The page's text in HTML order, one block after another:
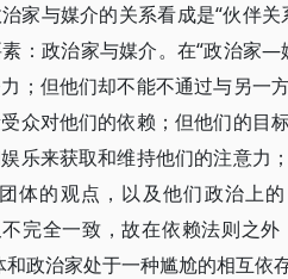
家与媒介的关系看成是“伙伴
：政治家与媒介。在“政治家
；但他们却不能不通过与另一
众对他们的依赖；但他们的目
乐来获取和维持他们的注意力
体的观点，以及他们政治上
完全一致，故在依赖法则之
政治家处于一种尴尬的相互依